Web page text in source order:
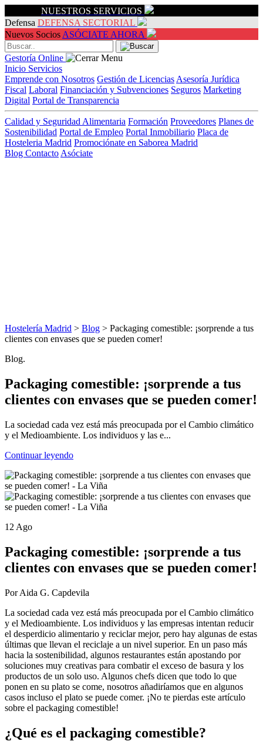
NUESTROS SERVICIOS
Defensa DEFENSA SECTORIAL
Nuevos Socios ASÓCIATE AHORA
Gestoría Online
Inicio Servicios
Emprende con Nosotros Gestión de Licencias Asesoría Jurídica
Fiscal Laboral Financiación y Subvenciones Seguros Marketing
Digital Portal de Transparencia
Calidad y Seguridad Alimentaria Formación Proveedores Planes de
Sostenibilidad Portal de Empleo Portal Inmobiliario Placa de
Hosteleria Madrid Promociónate en Saborea Madrid
Blog Contacto Asóciate
Hostelería Madrid > Blog > Packaging comestible: ¡sorprende a tus
clientes con envases que se pueden comer!
Blog.
Packaging comestible: ¡sorprende a tus
clientes con envases que se pueden comer!
La sociedad cada vez está más preocupada por el Cambio climático
y el Medioambiente. Los individuos y las e...
Continuar leyendo
12 Ago
Packaging comestible: ¡sorprende a tus
clientes con envases que se pueden comer!
Por Aida G. Capdevila
La sociedad cada vez está más preocupada por el Cambio climático
y el Medioambiente. Los individuos y las empresas intentan reducir
el desperdicio alimentario y reciclar mejor, pero hay algunas de estas
últimas que llevan el reciclaje a un nivel superior. En un paso más
hacia la sostenibilidad, algunos restaurantes están apostando por
soluciones muy creativas para combatir el exceso de basura y los
productos de un solo uso. Algunos chefs dicen que todo lo que
ponen en su plato se come, nosotros añadiríamos que en algunos
casos incluso el plato se puede comer. ¡No te pierdas este artículo
sobre el packaging comestible!
¿Qué es el packaging comestible?